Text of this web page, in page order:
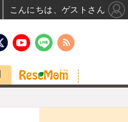
こんにちは、ゲストさん